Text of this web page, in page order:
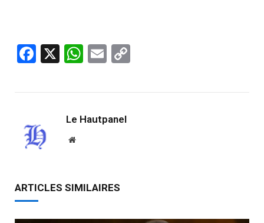
Facebook
X WhatsApp
Email
Le Hautpanel
Website
ARTICLES SIMILAIRES